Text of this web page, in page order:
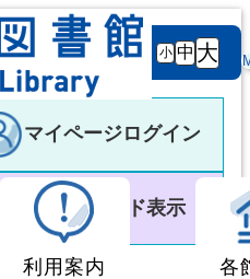
白 黒
文字サ
イズ
小 中 大
マイページログイン
利用者カード表示
利用案内 各